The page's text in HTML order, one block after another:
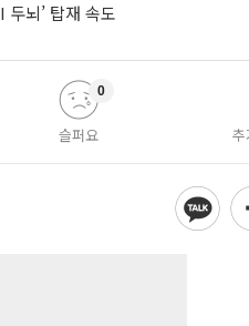
뇌’ 탑재 속도
슬퍼요
0